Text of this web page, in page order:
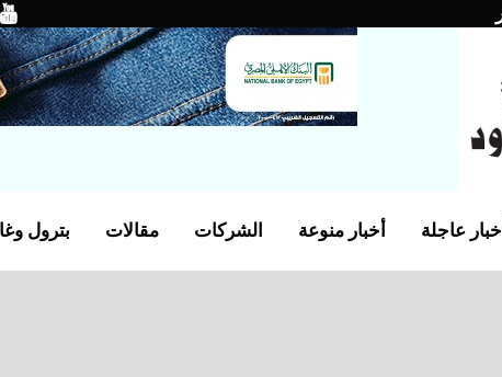
بترول مقالات الشركات أخبار منوعة أخبار عاجلة